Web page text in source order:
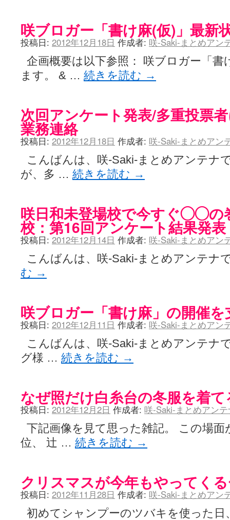
咲ブロガー「書け麻(仮)」最新
投稿日: 2012年12月18日 作成者: 咲-Saki-まとめアン
企画概要は以下参照： 咲ブロガー「書
ます。 & … 続きを読む →
次回アンケート発表/多重投票
業務連絡
投稿日: 2012年12月18日 作成者: 咲-Saki-まとめアン
こんばんは、咲-Saki-まとめアンテナ
が、多 … 続きを読む →
咲日和未登場校で今すぐ◯◯の
校：第16回アンケート結果発表
投稿日: 2012年12月14日 作成者: 咲-Saki-まとめアン
こんばんは、咲-Saki-まとめアンテ
む →
咲ブロガー「書け麻」の開催
投稿日: 2012年12月11日 作成者: 咲-Saki-まとめアン
こんばんは、咲-Saki-まとめアンテナ
グ様 … 続きを読む →
なぜ照だけ白糸台の冬服を着
投稿日: 2012年12月2日 作成者: 咲-Saki-まとめアン
下記画像を見て思った雑記。 この場面
位、 辻 … 続きを読む →
クリスマスが今年もやってく
投稿日: 2012年11月28日 作成者: 咲-Saki-まとめアン
初めてシャンプーのツバキを使った